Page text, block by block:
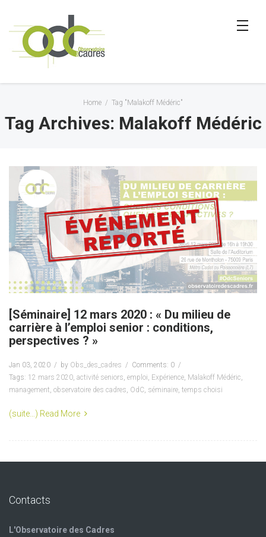
Home / Tag "Malakoff Médéric"
Tag Archives: Malakoff Médéric
[Séminaire] 12 mars 2020 : « Du milieu de
carrière à l’emploi senior : conditions,
perspectives ? »
Jan 03, 2020 by Obs_des_cadres
Comments: 0
Tags: 12 mars 2020, activité seniors, emploi, Expérience, Malakoff Médéric,
management, observatoire des cadres, OdC, séminaire, temps choisi
(suite…) Read More
Contacts
L'Observatoire des Cadres